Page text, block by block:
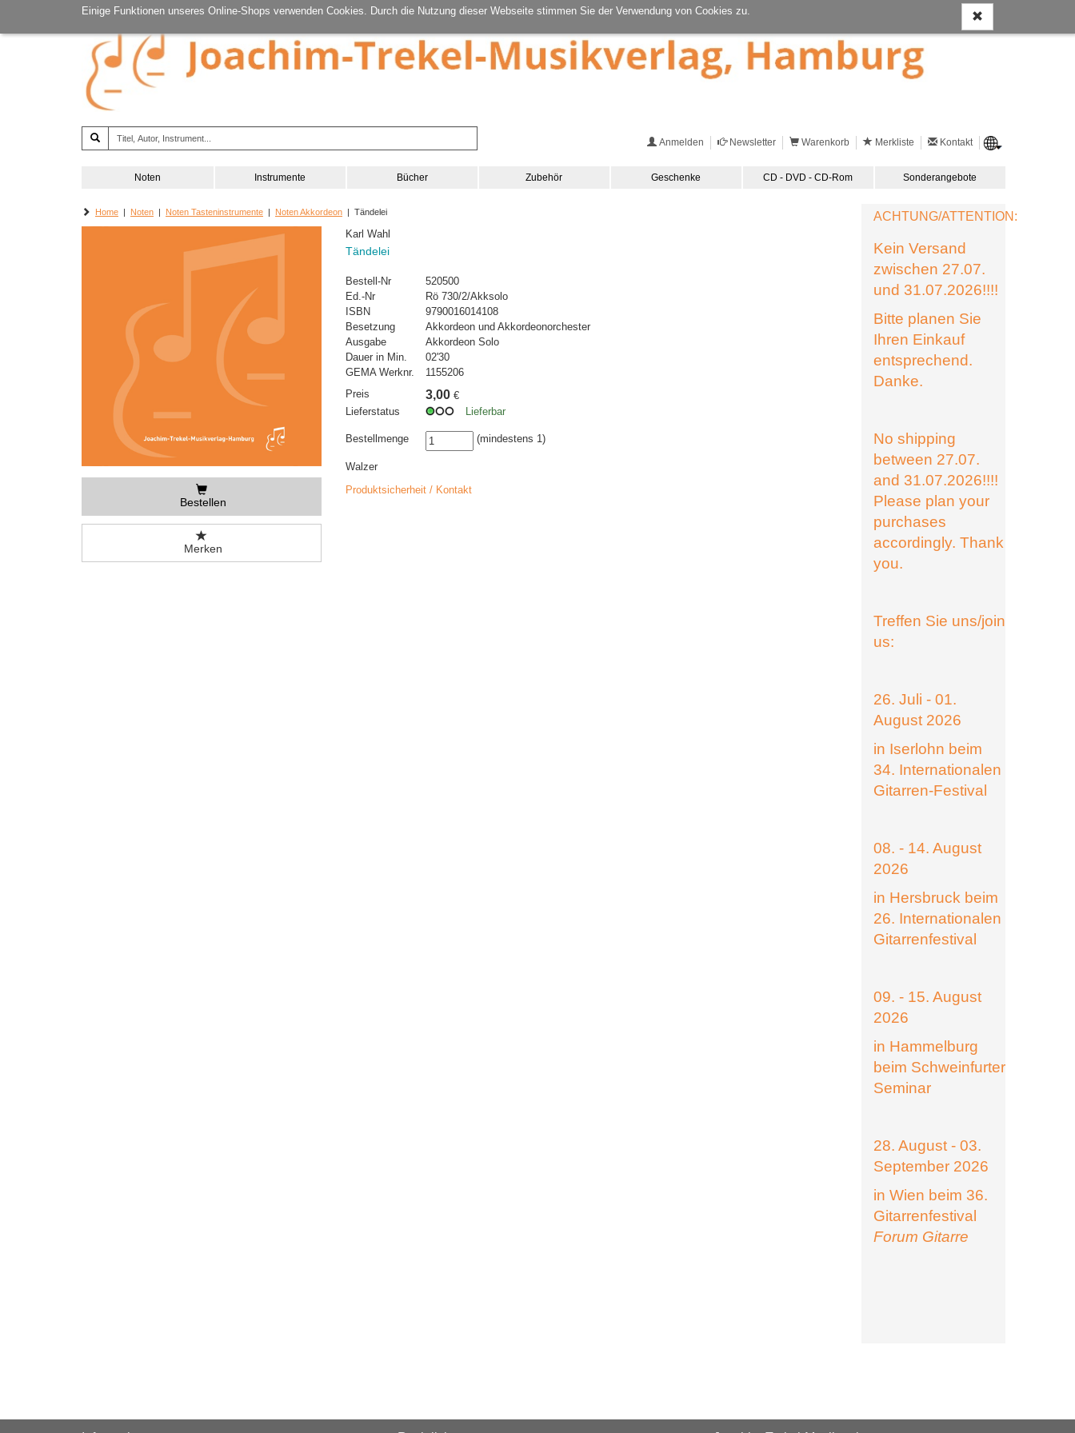
Einige Funktionen unseres Online-Shops verwenden Cookies. Durch die Nutzung dieser Webseite stimmen Sie der Verwendung von Cookies zu.
Anmelden Newsletter Warenkorb Merkliste Kontakt
Noten Instrumente Bücher Zubehör Geschenke CD - DVD - CD-Rom Sonderangebote
Home | Noten | Noten Tasteninstrumente | Noten Akkordeon | Tändelei
Bestellen
Merken
Karl Wahl
Tändelei
Bestell-Nr
520500
Ed.-Nr
Rö 730/2/Akksolo
ISBN
9790016014108
Besetzung
Akkordeon und Akkordeonorchester
Ausgabe
Akkordeon Solo
Dauer in Min.
02'30
GEMA Werknr.
1155206
Preis
3,00 €
Lieferstatus
Lieferbar
Bestellmenge (mindestens 1)
Walzer
Produktsicherheit / Kontakt
ACHTUNG/ATTENTION:
Kein Versand
zwischen 27.07.
und 31.07.2026!!!!
Bitte planen Sie
Ihren Einkauf
entsprechend.
Danke.
No shipping
between 27.07.
and 31.07.2026!!!!
Please plan your
purchases
accordingly. Thank
you.
Treffen Sie uns/join
us:
26. Juli - 01.
August 2026
in Iserlohn beim
34. Internationalen
Gitarren-Festival
08. - 14. August
2026
in Hersbruck beim
26. Internationalen
Gitarrenfestival
09. - 15. August
2026
in Hammelburg
beim Schweinfurter
Seminar
28. August - 03.
September 2026
in Wien beim 36.
Gitarrenfestival
Forum Gitarre